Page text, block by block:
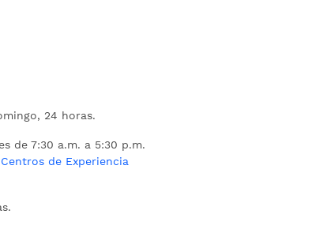
24 horas.
de 7:30 a.m. a 5:30 p.m.
Centros de Experiencia